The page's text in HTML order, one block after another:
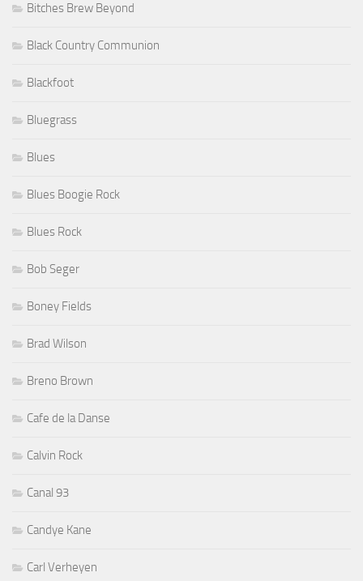
Bitches Brew Beyond
Black Country Communion
Blackfoot
Bluegrass
Blues
Blues Boogie Rock
Blues Rock
Bob Seger
Boney Fields
Brad Wilson
Breno Brown
Cafe de la Danse
Calvin Rock
Canal 93
Candye Kane
Carl Verheyen